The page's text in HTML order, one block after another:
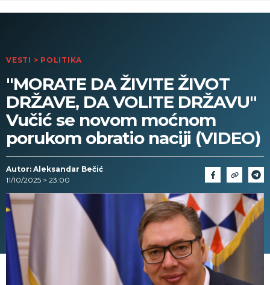
VESTI > POLITIKA
"MORATE DA ŽIVITE ŽIVOT
DRŽAVE, DA VOLITE DRŽAVU"
Vučić se novom moćnom
porukom obratio naciji (VIDEO)
Autor: Aleksandar Bečić
11/10/2025 > 23:00